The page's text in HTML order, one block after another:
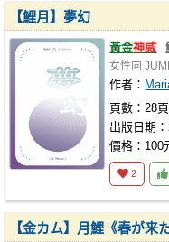
【鯉月】夢幻
黃金神威
女性向
作者：
頁數：28頁
出版日期
價格：100
2
【金カム】月鯉《春が来た